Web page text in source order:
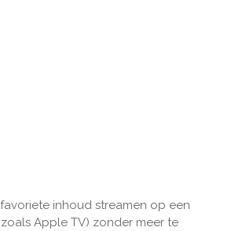
inhoud streamen op een
Apple TV) zonder meer te